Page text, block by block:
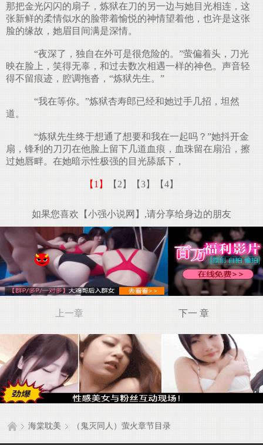
那把金光闪闪的扇子，炼狱在刀的另一边与她目光相连，这
张新鲜的柔情似水的脸带着愉悦的神情望着他，也许是这张
脸的缘故，她眉目间满是深情。
“夜深了，独自在外可是很危险的。”萤偏着头，刀光
映在脸上，笑得无辜，和过去数次相遇一样的神色。声音轻
得不留痕迹，腔调拖沓，“炼狱先生。”
“我在等你。”炼狱杏寿郎已经和她过手几招，坦然
道。
“炼狱先生终于想通了想要和我在一起吗？”她抖开金
扇，锋利的刀刃在他脸上留下几道血痕，血珠留在扇沿，擦
过她唇畔。在她暗示性极强的目光舔舐下，
【1】 【2】 【3】 【4】
如果您喜欢【小强小说网】,请分享给身边的朋友
上一章 下一 章
海棠耽美 （鬼灭同人）萤火章节目录